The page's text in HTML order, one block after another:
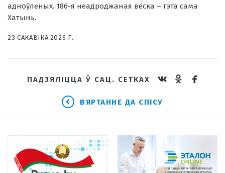
адноўленых. 186-я неадроджаная вёска – гэта сама
Хатынь.
23 САКАВIКА 2026 Г.
ПАДЗЯЛІЦЦА Ў САЦ. СЕТКАХ
ВЯРТАННЕ ДА СПІСУ